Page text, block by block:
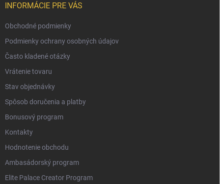
INFORMÁCIE PRE VÁS
Obchodné podmienky
Podmienky ochrany osobných údajov
Často kladené otázky
Vrátenie tovaru
Stav objednávky
Spôsob doručenia a platby
Bonusový program
Kontakty
Hodnotenie obchodu
Ambasádorský program
Elite Palace Creator Program